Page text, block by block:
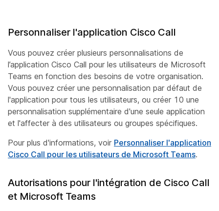
Personnaliser l'application Cisco Call
Vous pouvez créer plusieurs personnalisations de
l’application Cisco Call pour les utilisateurs de Microsoft
Teams en fonction des besoins de votre organisation.
Vous pouvez créer une personnalisation par défaut de
l'application pour tous les utilisateurs, ou créer 10 une
personnalisation supplémentaire d'une seule application
et l'affecter à des utilisateurs ou groupes spécifiques.
Pour plus d'informations, voir Personnaliser l'application
Cisco Call pour les utilisateurs de Microsoft Teams.
Autorisations pour l'intégration de Cisco Call
et Microsoft Teams